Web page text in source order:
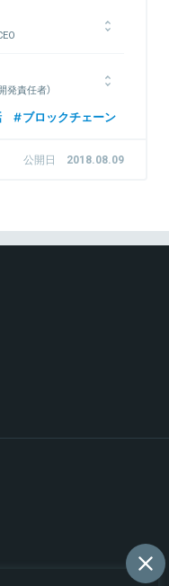
、毎日新聞社に事業売
行政と人々の距離が遠
を設立。政策共創
』などを開発・運営。
するワーキンググルー
責任者）
トアップ数社でインタ
ではCTO、Project
ブロックチェーン
公開日 2018.08.09